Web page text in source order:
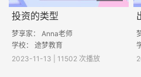
投资的类型
梦享家： Anna老师
学校： 途梦教育
2023-11-13 | 11502 次播放